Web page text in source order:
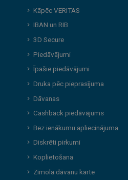
Kāpēc VERITAS
IBAN un RIB
3D Secure
Piedāvājumi
Īpašie piedāvājumi
Druka pēc pieprasījuma
Dāvanas
Cashback piedāvājums
Bez ienākumu apliecinājuma
Diskrēti pirkumi
Koplietošana
Zīmola dāvanu karte